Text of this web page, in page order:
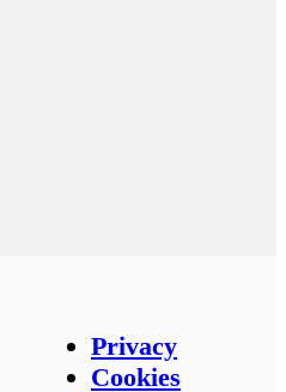
Privacy en countries
Privacy
Cookies